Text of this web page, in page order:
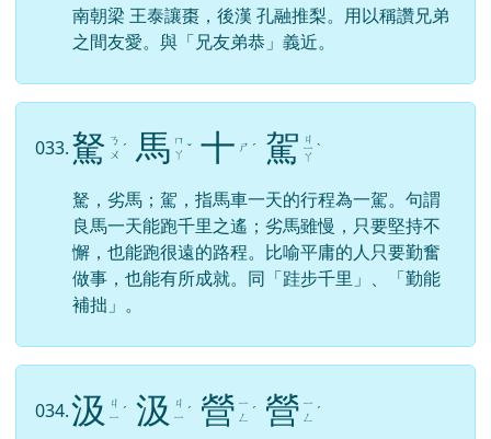
南朝梁 王泰讓棗，後漢 孔融推梨。用以稱讚兄弟
之間友愛。與「兄友弟恭」義近。
033.駑 ㄋ
ㄨ ˊ 馬 ㄇ
ㄚ ˇ 十 ㄕ ˊ 駕 ㄐ
ㄧ
ㄚ
ˋ
駑，劣馬；駕，指馬車一天的行程為一駕。句謂
良馬一天能跑千里之遙；劣馬雖慢，只要堅持不
懈，也能跑很遠的路程。比喻平庸的人只要勤奮
做事，也能有所成就。同「跬步千里」、「勤能
補拙」。
034.汲
ㄐ
ㄧ ˊ 汲
ㄐ
ㄧ ˊ 營 ㄧ
ㄥ
ˊ 營 ㄧ
ㄥ
ˊ